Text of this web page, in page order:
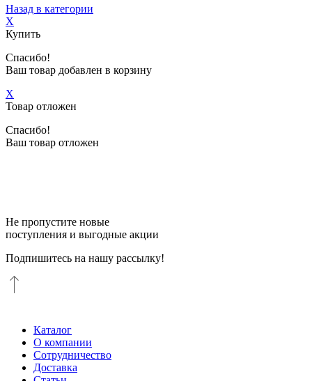
Назад в категории
X
Купить
Спасибо!
Ваш товар добавлен в корзину
X
Товар отложен
Спасибо!
Ваш товар отложен
Не пропустите новые
поступления и выгодные акции
Подпишитесь на нашу рассылку!
Каталог
О компании
Сотрудничество
Доставка